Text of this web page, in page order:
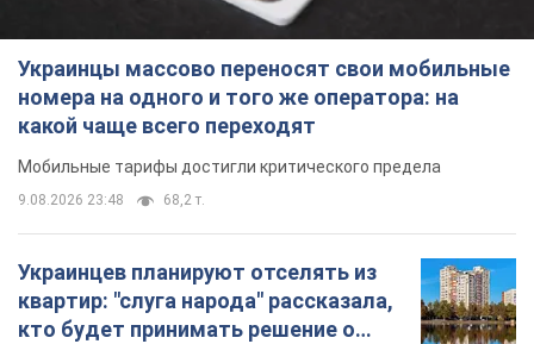
Украинцы массово переносят свои мобильные
номера на одного и того же оператора: на
какой чаще всего переходят
Мобильные тарифы достигли критического предела
9.08.2026 23:48 68,2 т.
Украинцев планируют отселять из
квартир: "слуга народа" рассказала,
кто будет принимать решение о